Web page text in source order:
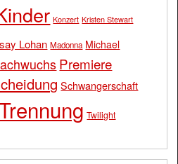
Konzert Kristen Stewart
Lohan Madonna Michael
Premiere
Schwangerschaft
Twilight